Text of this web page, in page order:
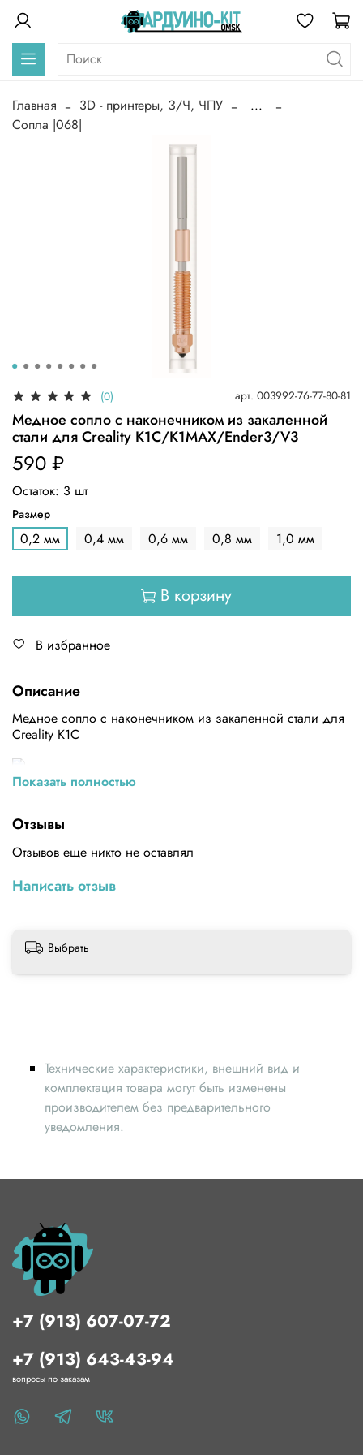
Главная 3D - принтеры, З/Ч, ЧПУ
...
Сопла |068|
(0) арт. 003992-76-77-80-81
Медное сопло с наконечником из закаленной
стали для Creality K1С/K1MAX/Ender3/V3
590 ₽
Остаток: 3 шт
Размер
0,2 мм 0,4 мм 0,6 мм 0,8 мм 1,0 мм
В корзину
В избранное
Описание
Медное сопло с наконечником из закаленной стали для
Creality K1С
Показать полностью
Отзывы
Отзывов еще никто не оставлял
Написать отзыв
Выбрать
Технические характеристики, внешний вид и
комплектация товара могут быть изменены
производителем без предварительного
уведомления.
+7 (913) 607-07-72
+7 (913) 643-43-94
вопросы по заказам